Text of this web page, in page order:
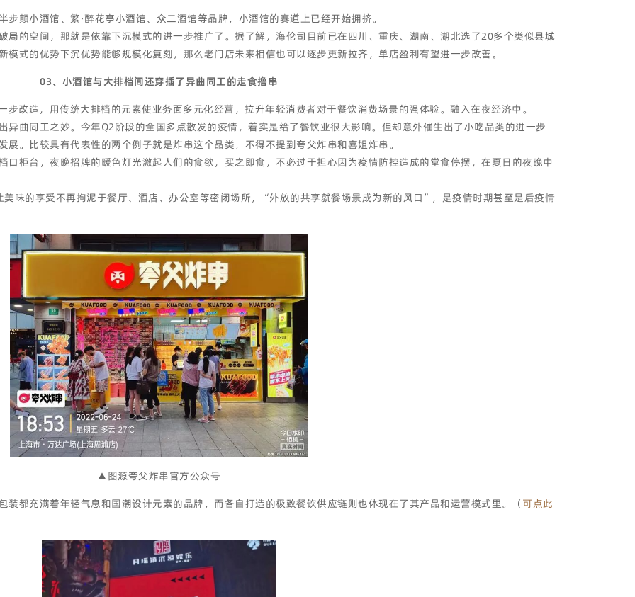
颠小酒馆、繁·醉花亭小酒馆、众二酒馆等品牌，小酒馆的赛道上已经开始拥挤。
局的空间，那就是依靠下沉模式的进一步推广了。据了解，海伦司目前已在四川、重庆、湖南、湖北选了20多个类似县城
式的优势下沉优势能够规模化复刻，那么老门店未来相信也可以逐步更新拉齐，单店盈利有望进一步改善。
03、小酒馆与大排档间还穿插了异曲同工的走食撸串
改造，用传统大排档的元素使业务面多元化经营，拉升年轻消费者对于餐饮消费场景的强体验。融入在夜经济中。
曲同工之妙。今年Q2阶段的全国多点散发的疫情，着实是给了餐饮业很大影响。但却意外催生出了小吃品类的进一步
。比较具有代表性的两个例子就是炸串这个品类，不得不提到夸父炸串和喜姐炸串。
柜台，夜晚招牌的暖色灯光激起人们的食欲，买之即食，不必过于担心因为疫情防控造成的堂食停摆，在夏日的夜晚中
味的享受不再拘泥于餐厅、酒店、办公室等密闭场所，“外放的共享就餐场景成为新的风口”，是疫情时期甚至是后疫情
▲图源夸父炸串官方公众号
装都充满着年轻气息和国潮设计元素的品牌，而各自打造的极致餐饮供应链则也体现在了其产品和运营模式里。（ 可点此